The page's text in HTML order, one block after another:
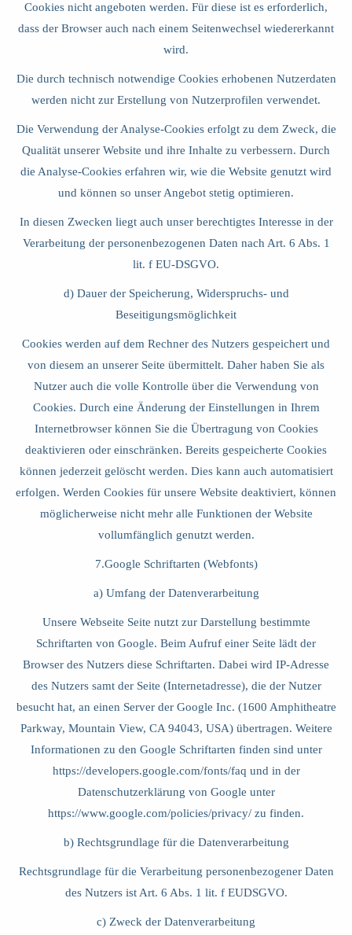
Cookies nicht angeboten werden. Für diese ist es erforderlich,
dass der Browser auch nach einem Seitenwechsel wiedererkannt
wird.
Die durch technisch notwendige Cookies erhobenen Nutzerdaten
werden nicht zur Erstellung von Nutzerprofilen verwendet.
Die Verwendung der Analyse-Cookies erfolgt zu dem Zweck, die
Qualität unserer Website und ihre Inhalte zu verbessern. Durch
die Analyse-Cookies erfahren wir, wie die Website genutzt wird
und können so unser Angebot stetig optimieren.
In diesen Zwecken liegt auch unser berechtigtes Interesse in der
Verarbeitung der personenbezogenen Daten nach Art. 6 Abs. 1
lit. f EU-DSGVO.
d) Dauer der Speicherung, Widerspruchs- und
Beseitigungsmöglichkeit
Cookies werden auf dem Rechner des Nutzers gespeichert und
von diesem an unserer Seite übermittelt. Daher haben Sie als
Nutzer auch die volle Kontrolle über die Verwendung von
Cookies. Durch eine Änderung der Einstellungen in Ihrem
Internetbrowser können Sie die Übertragung von Cookies
deaktivieren oder einschränken. Bereits gespeicherte Cookies
können jederzeit gelöscht werden. Dies kann auch automatisiert
erfolgen. Werden Cookies für unsere Website deaktiviert, können
möglicherweise nicht mehr alle Funktionen der Website
vollumfänglich genutzt werden.
7.Google Schriftarten (Webfonts)
a) Umfang der Datenverarbeitung
Unsere Webseite Seite nutzt zur Darstellung bestimmte
Schriftarten von Google. Beim Aufruf einer Seite lädt der
Browser des Nutzers diese Schriftarten. Dabei wird IP-Adresse
des Nutzers samt der Seite (Internetadresse), die der Nutzer
besucht hat, an einen Server der Google Inc. (1600 Amphitheatre
Parkway, Mountain View, CA 94043, USA) übertragen. Weitere
Informationen zu den Google Schriftarten finden sind unter
https://developers.google.com/fonts/faq und in der
Datenschutzerklärung von Google unter
https://www.google.com/policies/privacy/ zu finden.
b) Rechtsgrundlage für die Datenverarbeitung
Rechtsgrundlage für die Verarbeitung personenbezogener Daten
des Nutzers ist Art. 6 Abs. 1 lit. f EUDSGVO.
c) Zweck der Datenverarbeitung